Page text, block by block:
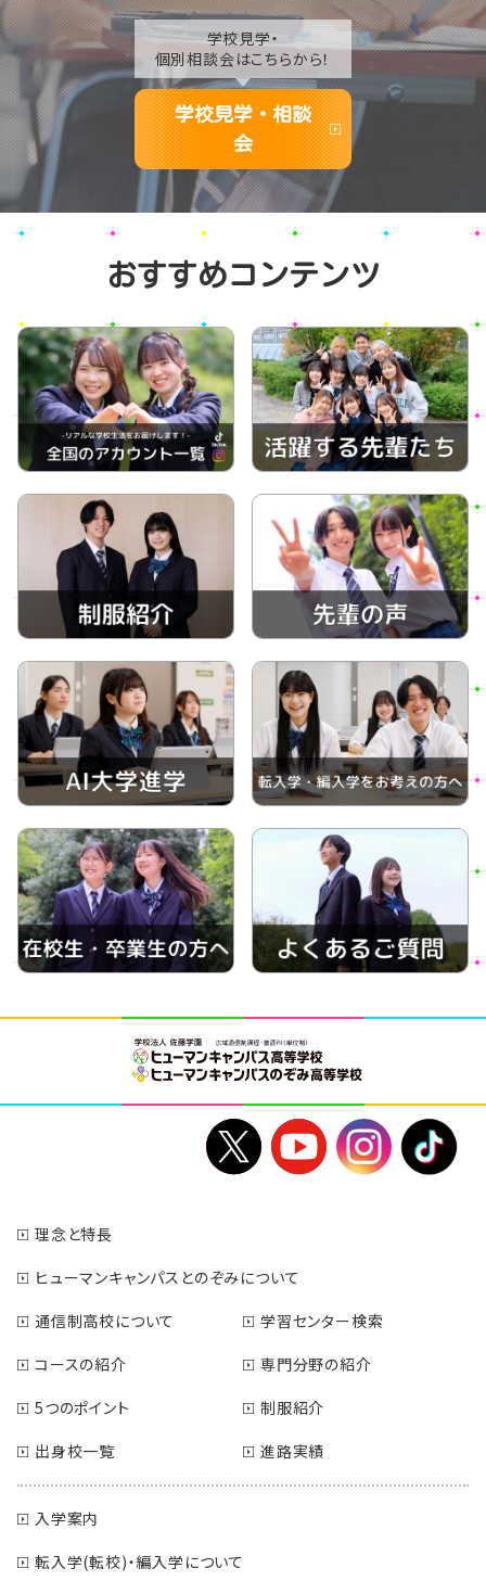
学校見学・
個別相談会はこちらから！
学校見学・相談
会
おすすめコンテンツ
理念と特長
ヒューマンキャンパスとのぞみについて
通信制高校について
学習センター検索
コースの紹介
専門分野の紹介
5つのポイント
制服紹介
出身校一覧
進路実績
入学案内
転入学(転校)・編入学について